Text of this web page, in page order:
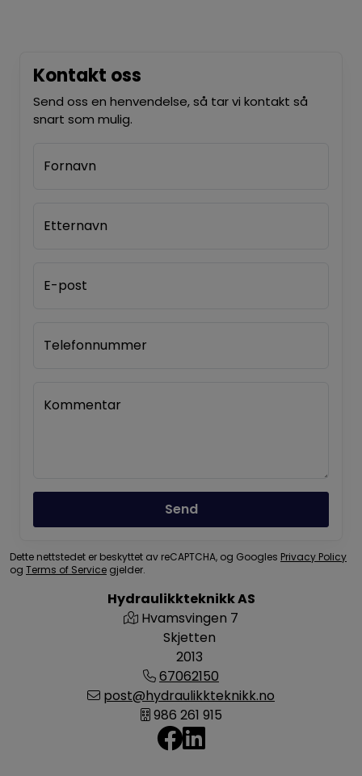
Hydraulikkteknikk AS
Hvamsvingen 7
Skjetten
2013
67062150
post@hydraulikkteknikk.no
986 261 915
Kontakt oss
Send oss en henvendelse, så tar vi kontakt så
snart som mulig.
Fornavn
Etternavn
E-post
Telefonnummer
Kommentar
Send
Dette nettstedet er beskyttet av reCAPTCHA, og Googles Privacy Policy
og Terms of Service gjelder.